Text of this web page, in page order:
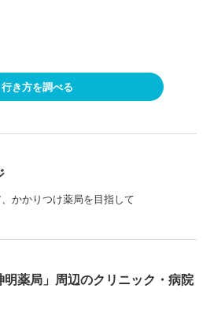
行き方を調べる
かかりつけ薬局を目指して
薬局」周辺のクリニック・病院